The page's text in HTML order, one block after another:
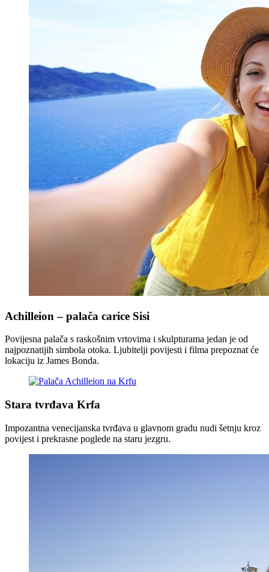
Achilleion – palača carice Sisi
Povijesna palača s raskošnim vrtovima i skulpturama jedan je od
najpoznatijih simbola otoka. Ljubitelji povijesti i filma prepoznat će
lokaciju iz James Bonda.
Stara tvrđava Krfa
Impozantna venecijanska tvrđava u glavnom gradu nudi šetnju kroz
povijest i prekrasne poglede na staru jezgru.